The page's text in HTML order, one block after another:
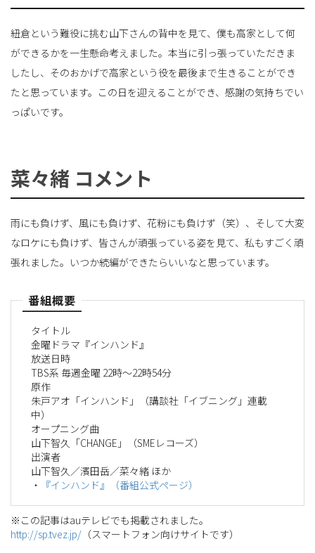
紐倉という難役に挑む山下さんの背中を見て、僕も高家として何
ができるかを一生懸命考えました。本当に引っ張っていただきま
したし、そのおかげで高家という役を最後まで生きることができ
たと思っています。この日を迎えることができ、感謝の気持ちでい
っぱいです。
菜々緒 コメント
雨にも負けず、風にも負けず、花粉にも負けず（笑）、そして大変
なロケにも負けず、皆さんが頑張っている姿を見て、私もすごく頑
張れました。いつか続編ができたらいいなと思っています。
番組概要
タイトル
金曜ドラマ『インハンド』
放送日時
TBS系 毎週金曜 22時～22時54分
原作
朱戸アオ「インハンド」（講談社「イブニング」連載
中）
オープニング曲
山下智久「CHANGE」（SMEレコーズ）
出演者
山下智久／濱田岳／菜々緒 ほか
・
『インハンド』（番組公式ページ）
※この記事はauテレビでも掲載されました。
http://sp.tvez.jp/ （スマートフォン向けサイトです）